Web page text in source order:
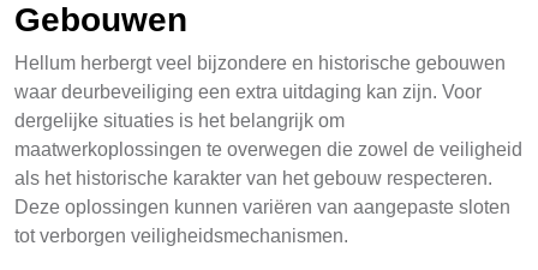
Gebouwen
Hellum herbergt veel bijzondere en historische gebouwen
waar deurbeveiliging een extra uitdaging kan zijn. Voor
dergelijke situaties is het belangrijk om
maatwerkoplossingen te overwegen die zowel de veiligheid
als het historische karakter van het gebouw respecteren.
Deze oplossingen kunnen variëren van aangepaste sloten
tot verborgen veiligheidsmechanismen.